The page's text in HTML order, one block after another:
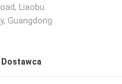
Liaobu
Guangdong